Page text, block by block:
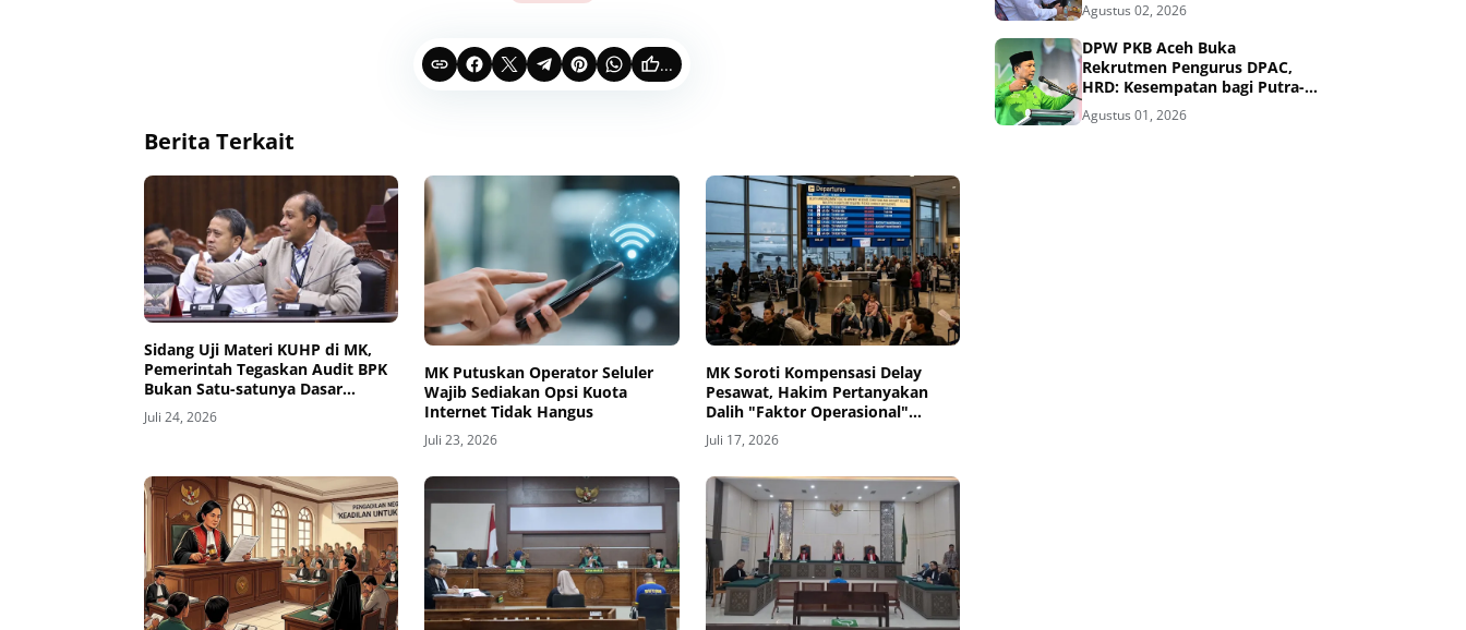
...
Berita Terkait
Sidang Uji Materi KUHP di MK,
Pemerintah Tegaskan Audit BPK
Bukan Satu-satunya Dasar
Mengusut Korupsi
Juli 24, 2026
MK Putuskan Operator Seluler
Wajib Sediakan Opsi Kuota
Internet Tidak Hangus
Juli 23, 2026
MK Soroti Kompensasi Delay
Pesawat, Hakim Pertanyakan
Dalih "Faktor Operasional"
Maskapai
Juli 17, 2026
Agustus 02, 2026
DPW PKB Aceh Buka
Rekrutmen Pengurus DPAC,
HRD: Kesempatan bagi Putra-
Putri Terbaik Aceh
Agustus 01, 2026